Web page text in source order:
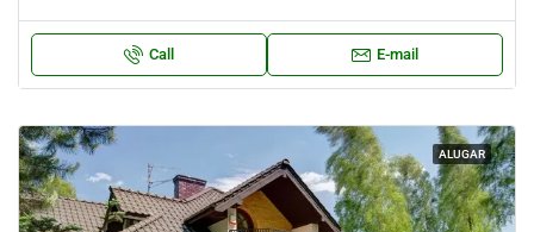
Call E-mail
ALUGAR